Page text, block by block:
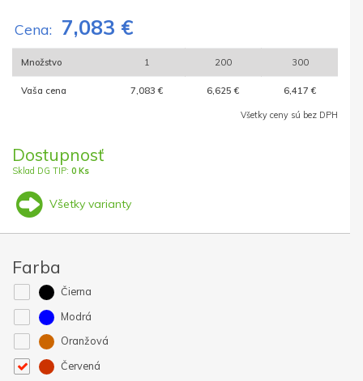
Cena: 7,083 €
Množstvo 1 200 300
Vaša cena 7,083 € 6,625 € 6,417 €
Všetky ceny sú bez DPH
Dostupnosť
Sklad DG TIP: 0 Ks
Všetky varianty
Farba
Čierna
Modrá
Oranžová
Červená